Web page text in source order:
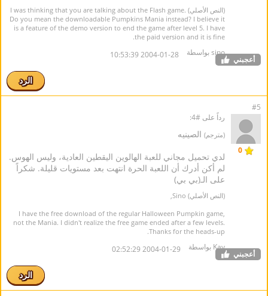
(النص الأصلي) I was thinking that you are talking about the Flash game.
Do you mean the downloadable Pumpkins Mania instead? I believe it
is a feature of the demo version to end the game after level 5. I have
the paid version and it is fine.
sino بواسطة 2004-01-28 10:53:39 أعجبني
الرد
#5
0
رداً على #4:
(مترجم) الصينيه
لدي تحميل مجاني للعبة الهالوين اليقطين العادية، وليس الهوس.
لم أكن أدرك أن اللعبة الحرة انتهت بعد مستويات قليلة. شكراً
على الـ(بي بي)
(النص الأصلي) Sino,
I have the free download of the regular Halloween Pumpkin game,
not the Mania. I didn't realize the free game ended after a few levels.
Thanks for the heads-up.
Kay بواسطة 2004-01-29 02:52:29 أعجبني
الرد